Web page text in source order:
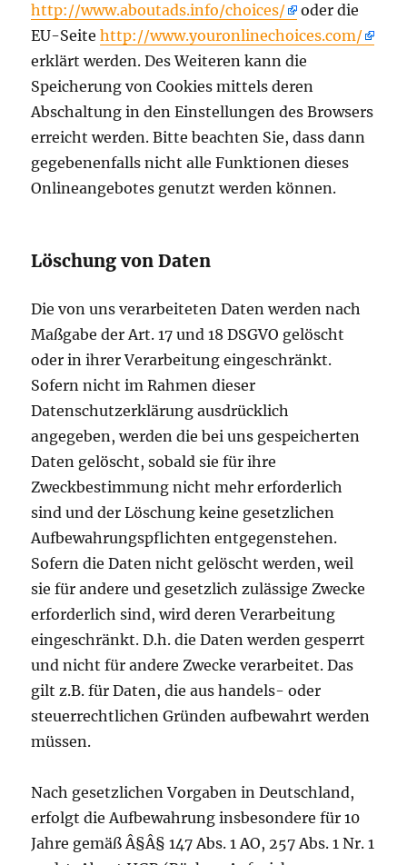
http://www.aboutads.info/choices/
oder die
EU-Seitehttp://www.youronlinechoices.com/
erklärt werden. Des Weiteren kann die
Speicherung von Cookies mittels deren
Abschaltung in den Einstellungen des Browsers
erreicht werden. Bitte beachten Sie, dass dann
gegebenenfalls nicht alle Funktionen dieses
Onlineangebotes genutzt werden können.
Löschung von Daten
Die von uns verarbeiteten Daten werden nach
Maßgabe der Art. 17 und 18 DSGVO gelöscht
oder in ihrer Verarbeitung eingeschränkt.
Sofern nicht im Rahmen dieser
Datenschutzerklärung ausdrücklich
angegeben, werden die bei uns gespeicherten
Daten gelöscht, sobald sie für ihre
Zweckbestimmung nicht mehr erforderlich
sind und der Löschung keine gesetzlichen
Aufbewahrungspflichten entgegenstehen.
Sofern die Daten nicht gelöscht werden, weil
sie für andere und gesetzlich zulässige Zwecke
erforderlich sind, wird deren Verarbeitung
eingeschränkt. D.h. die Daten werden gesperrt
und nicht für andere Zwecke verarbeitet. Das
gilt z.B. für Daten, die aus handels- oder
steuerrechtlichen Gründen aufbewahrt werden
müssen.
Nach gesetzlichen Vorgaben in Deutschland,
erfolgt die Aufbewahrung insbesondere für 10
Jahre gemäß Â§Â§ 147 Abs. 1 AO, 257 Abs. 1 Nr. 1